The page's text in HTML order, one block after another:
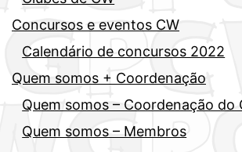
Concursos e eventos CW
Calendário de concursos 2022
Quem somos + Coordenação
Quem somos – Coordenação do
Quem somos – Membros